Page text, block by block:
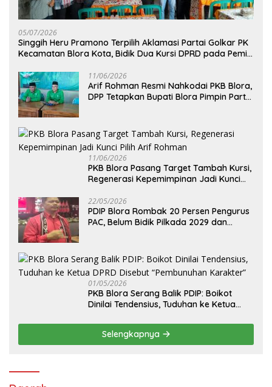
05/07/2026
Singgih Heru Pramono Terpilih Aklamasi Partai Golkar PK
Kecamatan Blora Kota, Bidik Dua Kursi DPRD pada Pemilu
11/06/2026
Arif Rohman Resmi Nahkodai PKB Blora,
DPP Tetapkan Bupati Blora Pimpin Partai
11/06/2026
PKB Blora Pasang Target Tambah Kursi,
Regenerasi Kepemimpinan Jadi Kunci
22/05/2026
PDIP Blora Rombak 20 Persen Pengurus
PAC, Belum Bidik Pilkada 2029 dan
01/05/2026
PKB Blora Serang Balik PDIP: Boikot
Dinilai Tendensius, Tuduhan ke Ketua
Selengkapnya